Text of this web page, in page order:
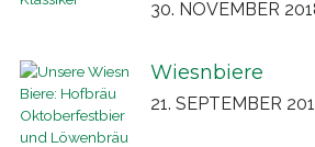
30. NOVEMBER
Wiesnbiere
21. SEPTEMBER